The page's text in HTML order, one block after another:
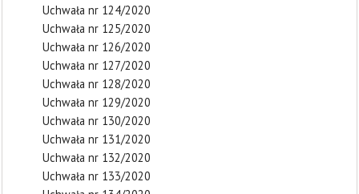
Uchwała nr 124/2020
Uchwała nr 125/2020
Uchwała nr 126/2020
Uchwała nr 127/2020
Uchwała nr 128/2020
Uchwała nr 129/2020
Uchwała nr 130/2020
Uchwała nr 131/2020
Uchwała nr 132/2020
Uchwała nr 133/2020